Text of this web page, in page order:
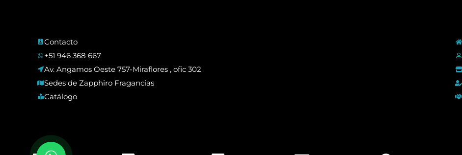
Contacto
+51 946 368 667
Av. Angamos Oeste 757-Miraflores , ofic 302
Sedes de Zapphiro Fragancias
Catálogo